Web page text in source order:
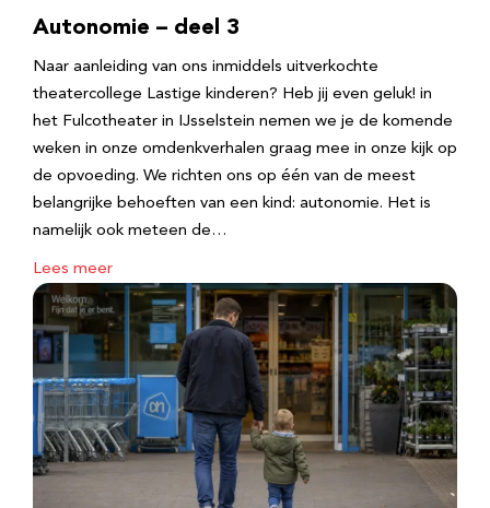
Autonomie – deel 3
Naar aanleiding van ons inmiddels uitverkochte
theatercollege Lastige kinderen? Heb jij even geluk! in
het Fulcotheater in IJsselstein nemen we je de komende
weken in onze omdenkverhalen graag mee in onze kijk op
de opvoeding. We richten ons op één van de meest
belangrijke behoeften van een kind: autonomie. Het is
namelijk ook meteen de…
Lees meer